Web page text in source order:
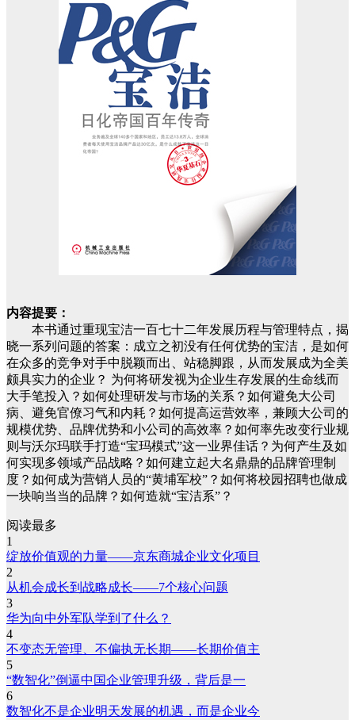
内容提要：
本书通过重现宝洁一百七十二年发展历程与管理特点，揭
晓一系列问题的答案：成立之初没有任何优势的宝洁，是如何
在众多的竞争对手中脱颖而出、站稳脚跟，从而发展成为全美
颇具实力的企业？ 为何将研发视为企业生存发展的生命线而
大手笔投入？如何处理研发与市场的关系？如何避免大公司
病、避免官僚习气和内耗？如何提高运营效率，兼顾大公司的
规模优势、品牌优势和小公司的高效率？如何率先改变行业规
则与沃尔玛联手打造“宝玛模式”这一业界佳话？为何产生及如
何实现多领域产品战略？如何建立起大名鼎鼎的品牌管理制
度？如何成为营销人员的“黄埔军校”？如何将校园招聘也做成
一块响当当的品牌？如何造就“宝洁系”？
阅读最多
1
绽放价值观的力量——京东商城企业文化项目
2
从机会成长到战略成长——7个核心问题
3
华为向中外军队学到了什么？
4
不变态无管理、不偏执无长期——长期价值主
5
“数智化”倒逼中国企业管理升级，背后是一
6
数智化不是企业明天发展的机遇，而是企业今